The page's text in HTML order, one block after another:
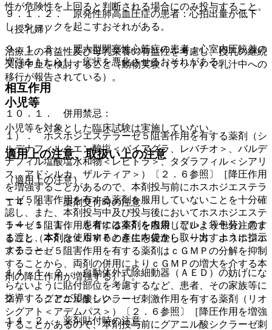
性が危険性を上回ると判断される場合にのみ投与すること。
（授乳婦）
治療上の有益性及び母乳栄養の有益性を考慮し、授乳の継続
又は中止を検討すること（動物実験（ラット）で乳汁中への
移行が報告されている）。
小児等
小児等を対象とした臨床試験は実施していない。
適用上の注意、取扱い上の注意
（適用上の注意）
１４．１． 薬剤交付時の注意
１４．１．１． 患者には本剤を内袋（アルミ袋包装）のま
ま渡し、本剤を使用するときに内袋から取り出すように指示
すること。
１４．１．２． 自動体外式除細動器（ＡＥＤ）の妨げにな
らないように貼付部位を考慮するなど、患者、その家族等に
指導することが望ましい。
１４．２． 薬剤貼付時の注意
９．１．２． 原発性肺高血圧症の患者：心拍出量が低下
し、ショックを起こすおそれがある。
９．１．３． 肥大型閉塞性心筋症の患者：心室内圧較差の
増強をもたらし、症状を悪化させるおそれがある。
相互作用
１０．１． 併用禁忌：
１）． ホスホジエステラーゼ５阻害作用を有する薬剤（シ
ルデナフィルクエン酸塩＜バイアグラ、レバチオ＞、バルデ
ナフィル塩酸塩水和物＜レビトラ＞、タダラフィル＜シアリ
ス、アドシルカ、ザルティア＞）〔２．６参照〕［降圧作用
を増強することがあるので、本剤投与前にホスホジエステラ
ーゼ５阻害作用を有する薬剤を服用していないことを十分確
認し、また、本剤投与中及び投与後においてホスホジエステ
ラーゼ５阻害作用を有する薬剤を服用しないよう十分注意す
ること（本剤はｃＧＭＰの産生を促進し、一方、ホスホジエ
ステラーゼ５阻害作用を有する薬剤はｃＧＭＰの分解を抑制
することから、両剤の併用によりｃＧＭＰの増大を介する本
剤の降圧作用が増強する）］。
２）． グアニル酸シクラーゼ刺激作用を有する薬剤（リオ
シグアト＜アデムパス＞）〔２．６参照〕［降圧作用を増強
することがあるので、本剤投与前にグアニル酸シクラーゼ刺